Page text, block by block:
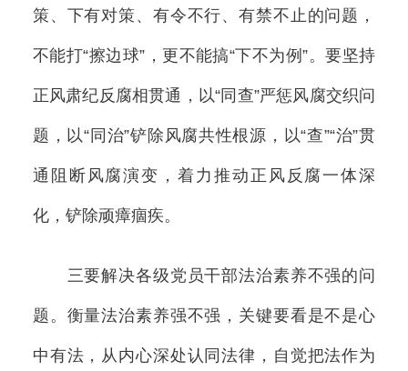
策、下有对策、有令不行、有禁不止的问题，
不能打“擦边球”，更不能搞“下不为例”。要坚持
正风肃纪反腐相贯通，以“同查”严惩风腐交织问
题，以“同治”铲除风腐共性根源，以“查”“治”贯
通阻断风腐演变，着力推动正风反腐一体深
化，铲除顽瘴痼疾。
三要解决各级党员干部法治素养不强的问
题。衡量法治素养强不强，关键要看是不是心
中有法，从内心深处认同法律，自觉把法作为